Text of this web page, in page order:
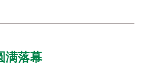
满落幕